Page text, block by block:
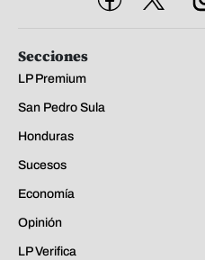
Secciones
LP Premium
San Pedro Sula
Honduras
Sucesos
Economía
Opinión
LP Verifica